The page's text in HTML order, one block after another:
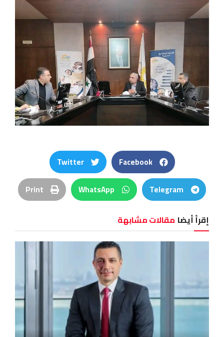
Facebook
Twitter
Telegram
WhatsApp
Print
إقرأ أيضا مقالات مشابهة